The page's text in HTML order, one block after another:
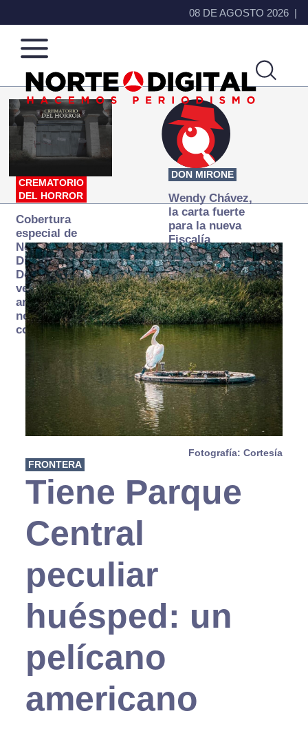
08 DE AGOSTO 2026
Norte
de
Ciudad
Más
que
noticias,
hacemos periodismo
CREMATORIO
DEL HORROR
Cobertura
especial de
Norte
Digital:
Donde la
verdad
arde… pero
no se
consume
DON MIRONE
Wendy Chávez,
la carta fuerte
para la nueva
Fiscalía
autónoma
Fotografía: Cortesía
FRONTERA
Tiene Parque
Central
peculiar
huésped: un
pelícano
americano